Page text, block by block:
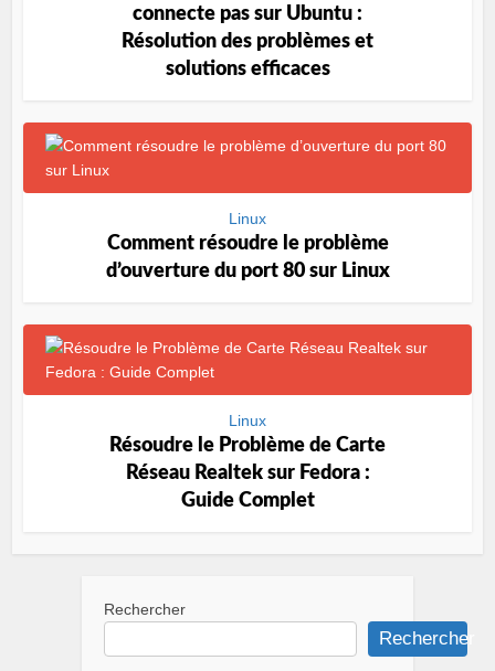
connecte pas sur Ubuntu :
Résolution des problèmes et
solutions efficaces
Linux
Comment résoudre le problème
d’ouverture du port 80 sur Linux
Linux
Résoudre le Problème de Carte
Réseau Realtek sur Fedora :
Guide Complet
Rechercher
Rechercher